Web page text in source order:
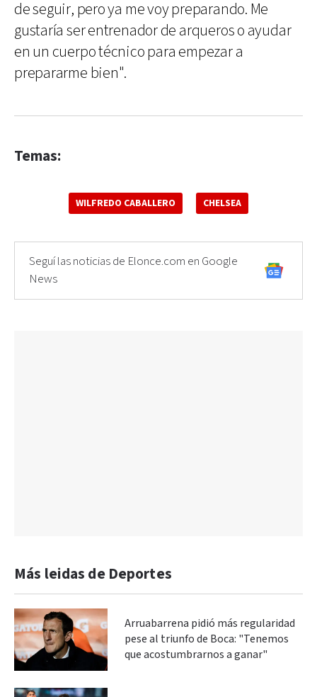
de seguir, pero ya me voy preparando. Me
gustaría ser entrenador de arqueros o ayudar
en un cuerpo técnico para empezar a
prepararme bien".
Temas:
WILFREDO CABALLERO CHELSEA
Seguí las noticias de Elonce.com en Google
News
Más leidas de Deportes
Arruabarrena pidió más regularidad
pese al triunfo de Boca: "Tenemos
que acostumbrarnos a ganar"